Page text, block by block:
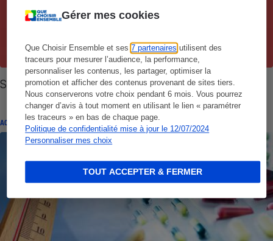
Gérer mes cookies
Que Choisir Ensemble et ses7 partenaires utilisent des
traceurs pour mesurer l’audience, la performance,
personnaliser les contenus, les partager, optimiser la
promotion et afficher des contenus provenant de sites tiers.
Nous conserverons votre choix pendant 6 mois. Vous pourrez
changer d’avis à tout moment en utilisant le lien « paramétrer
les traceurs » en bas de chaque page.
Politique de confidentialité mise à jour le 12/07/2024
Personnaliser mes choix
TOUT ACCEPTER & FERMER
Santé - Comment préserver votre périnée
ACTUALITÉ